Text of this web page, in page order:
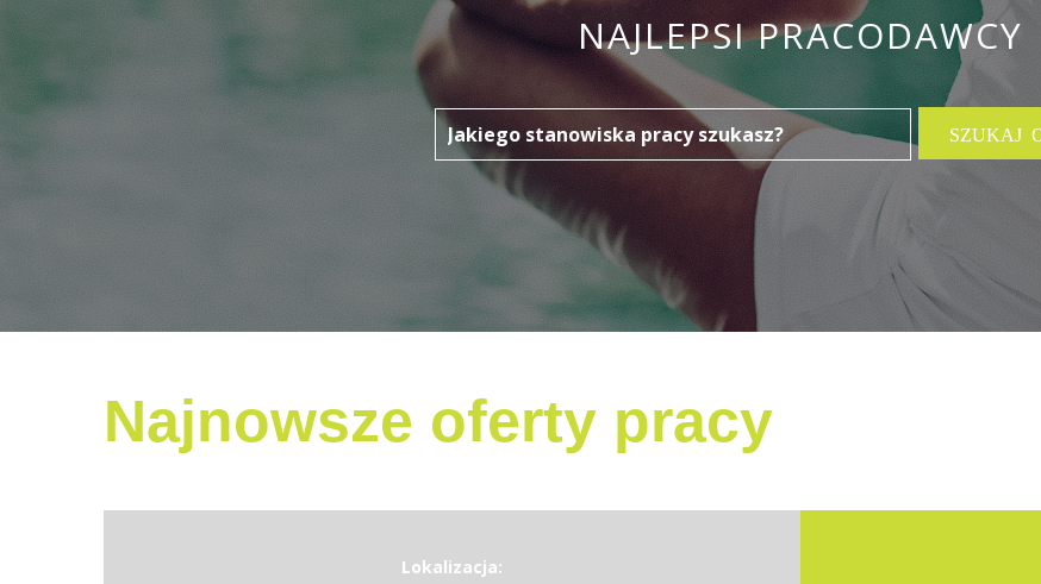
NAJLEPSI PRACODAWCY
Najnowsze oferty pracy
Lokalizacja: